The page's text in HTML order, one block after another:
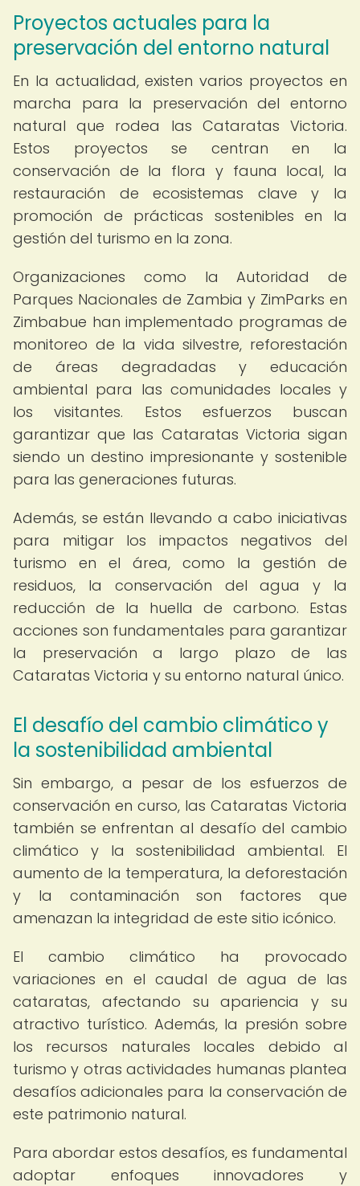
Proyectos actuales para la
preservación del entorno natural
En la actualidad, existen varios proyectos en
marcha para la preservación del entorno
natural que rodea las Cataratas Victoria.
Estos proyectos se centran en la
conservación de la flora y fauna local, la
restauración de ecosistemas clave y la
promoción de prácticas sostenibles en la
gestión del turismo en la zona.
Organizaciones como la Autoridad de
Parques Nacionales de Zambia y ZimParks en
Zimbabue han implementado programas de
monitoreo de la vida silvestre, reforestación
de áreas degradadas y educación
ambiental para las comunidades locales y
los visitantes. Estos esfuerzos buscan
garantizar que las Cataratas Victoria sigan
siendo un destino impresionante y sostenible
para las generaciones futuras.
Además, se están llevando a cabo iniciativas
para mitigar los impactos negativos del
turismo en el área, como la gestión de
residuos, la conservación del agua y la
reducción de la huella de carbono. Estas
acciones son fundamentales para garantizar
la preservación a largo plazo de las
Cataratas Victoria y su entorno natural único.
El desafío del cambio climático y
la sostenibilidad ambiental
Sin embargo, a pesar de los esfuerzos de
conservación en curso, las Cataratas Victoria
también se enfrentan al desafío del cambio
climático y la sostenibilidad ambiental. El
aumento de la temperatura, la deforestación
y la contaminación son factores que
amenazan la integridad de este sitio icónico.
El cambio climático ha provocado
variaciones en el caudal de agua de las
cataratas, afectando su apariencia y su
atractivo turístico. Además, la presión sobre
los recursos naturales locales debido al
turismo y otras actividades humanas plantea
desafíos adicionales para la conservación de
este patrimonio natural.
Para abordar estos desafíos, es fundamental
adoptar enfoques innovadores y